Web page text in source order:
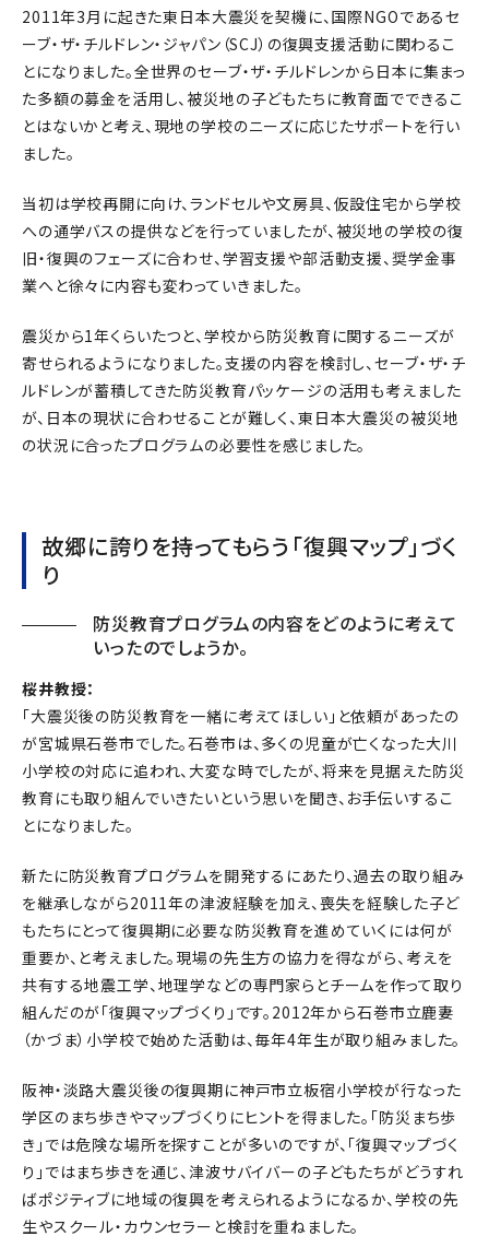
2011年3月に起きた東日本大震災を契機に、国際NGOであるセ
ーブ・ザ・チルドレン・ジャパン（SCJ）の復興支援活動に関わるこ
とになりました。全世界のセーブ・ザ・チルドレンから日本に集まっ
た多額の募金を活用し、被災地の子どもたちに教育面でできるこ
とはないかと考え、現地の学校のニーズに応じたサポートを行い
ました。
当初は学校再開に向け、ランドセルや文房具、仮設住宅から学校
への通学バスの提供などを行っていましたが、被災地の学校の復
旧・復興のフェーズに合わせ、学習支援や部活動支援、奨学金事
業へと徐々に内容も変わっていきました。
震災から1年くらいたつと、学校から防災教育に関するニーズが
寄せられるようになりました。支援の内容を検討し、セーブ・ザ・チ
ルドレンが蓄積してきた防災教育パッケージの活用も考えました
が、日本の現状に合わせることが難しく、東日本大震災の被災地
の状況に合ったプログラムの必要性を感じました。
故郷に誇りを持ってもらう「復興マップ」づく
り
防災教育プログラムの内容をどのように考えて
いったのでしょうか。
桜井教授：
「大震災後の防災教育を一緒に考えてほしい」と依頼があったの
が宮城県石巻市でした。石巻市は、多くの児童が亡くなった大川
小学校の対応に追われ、大変な時でしたが、将来を見据えた防災
教育にも取り組んでいきたいという思いを聞き、お手伝いするこ
とになりました。
新たに防災教育プログラムを開発するにあたり、過去の取り組み
を継承しながら2011年の津波経験を加え、喪失を経験した子ど
もたちにとって復興期に必要な防災教育を進めていくには何が
重要か、と考えました。現場の先生方の協力を得ながら、考えを
共有する地震工学、地理学などの専門家らとチームを作って取り
組んだのが「復興マップづくり」です。2012年から石巻市立鹿妻
（かづま）小学校で始めた活動は、毎年4年生が取り組みました。
阪神・淡路大震災後の復興期に神戸市立板宿小学校が行なった
学区のまち歩きやマップづくりにヒントを得ました。「防災まち歩
き」では危険な場所を探すことが多いのですが、「復興マップづく
り」ではまち歩きを通じ、津波サバイバーの子どもたちがどうすれ
ばポジティブに地域の復興を考えられるようになるか、学校の先
生やスクール・カウンセラーと検討を重ねました。